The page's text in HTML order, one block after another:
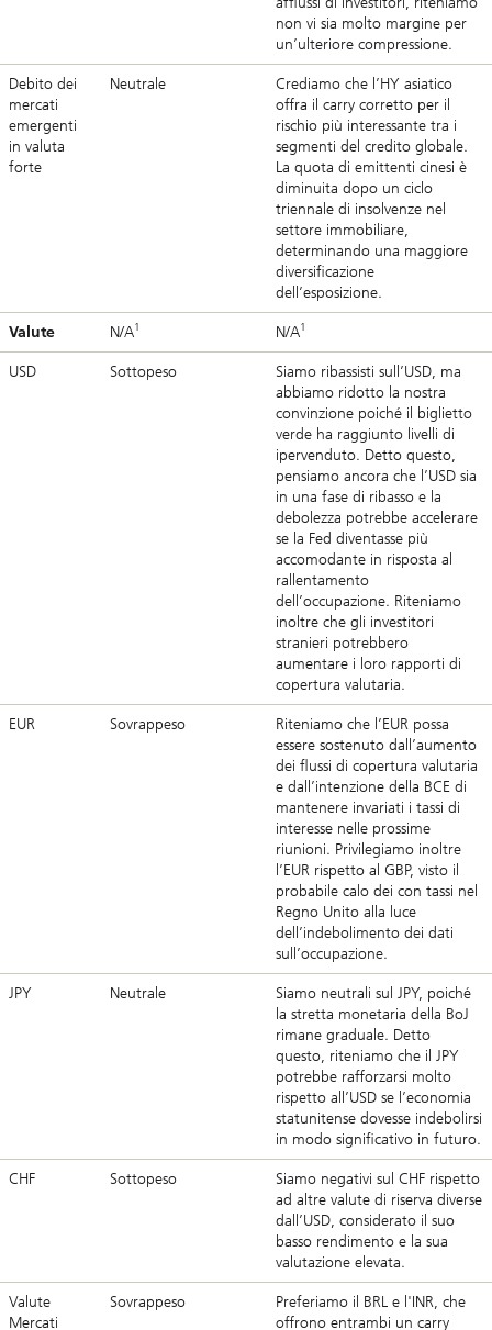
non vi sia molto margine per
un’ulteriore compressione.
Debito dei
mercati
emergenti
in valuta
forte
Neutrale
Crediamo che l’HY asiatico
offra il carry corretto per il
rischio più interessante tra i
segmenti del credito globale.
La quota di emittenti cinesi è
diminuita dopo un ciclo
triennale di insolvenze nel
settore immobiliare,
determinando una maggiore
diversificazione
dell’esposizione.
Valute N/A1 N/A1
USD Sottopeso
Siamo ribassisti sull’USD, ma
abbiamo ridotto la nostra
convinzione poiché il biglietto
verde ha raggiunto livelli di
ipervenduto. Detto questo,
pensiamo ancora che l’USD sia
in una fase di ribasso e la
debolezza potrebbe accelerare
se la Fed diventasse più
accomodante in risposta al
rallentamento
dell’occupazione. Riteniamo
inoltre che gli investitori
stranieri potrebbero
aumentare i loro rapporti di
copertura valutaria.
EUR Sovrappeso
Riteniamo che l’EUR possa
essere sostenuto dall’aumento
dei flussi di copertura valutaria
e dall’intenzione della BCE di
mantenere invariati i tassi di
interesse nelle prossime
riunioni. Privilegiamo inoltre
l’EUR rispetto al GBP, visto il
probabile calo dei con tassi nel
Regno Unito alla luce
dell’indebolimento dei dati
sull’occupazione.
JPY Neutrale
Siamo neutrali sul JPY, poiché
la stretta monetaria della BoJ
rimane graduale. Detto
questo, riteniamo che il JPY
potrebbe rafforzarsi molto
rispetto all’USD se l’economia
statunitense dovesse indebolirsi
in modo significativo in futuro.
CHF Sottopeso
Siamo negativi sul CHF rispetto
ad altre valute di riserva diverse
dall’USD, considerato il suo
basso rendimento e la sua
valutazione elevata.
Valute
Mercati
Sovrappeso
Preferiamo il BRL e l'INR, che
offrono entrambi un carry